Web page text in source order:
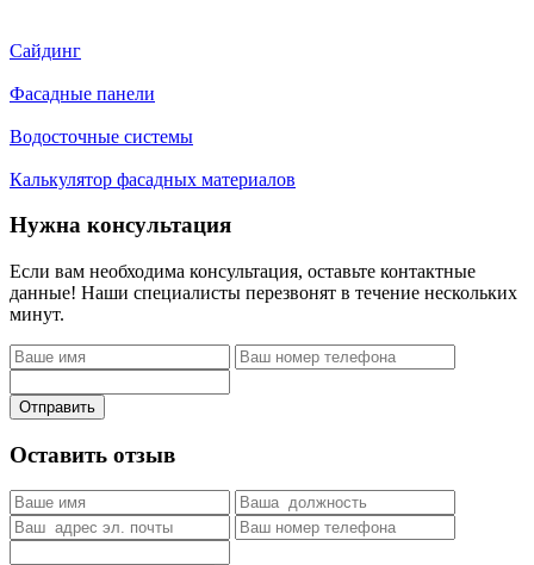
Сайдинг
Фасадные панели
Водосточные системы
Калькулятор фасадных материалов
Нужна консультация
Если вам необходима консультация, оставьте контактные
данные! Наши специалисты перезвонят в течение нескольких
минут.
Отправить
Оставить отзыв